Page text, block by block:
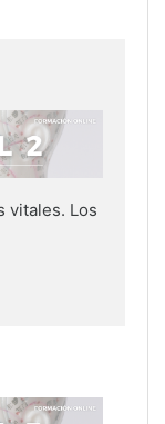
vitales. Los